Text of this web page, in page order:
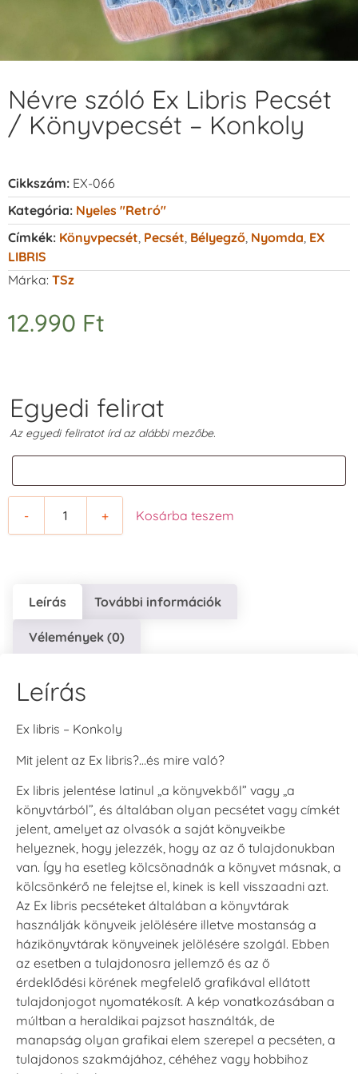
Névre szóló Ex Libris Pecsét
/ Könyvpecsét – Konkoly
Cikkszám: EX-066
Kategória: Nyeles "retró"
Címkék: Könyvpecsét, Pecsét, Bélyegző, Nyomda, EX
LIBRIS
Márka: TSz
12.990 Ft
Egyedi felirat
Az egyedi feliratot írd az alábbi mezőbe.
- + Kosárba teszem
Leírás További információk
Vélemények (0)
Leírás
Ex libris – Konkoly
Mit jelent az Ex libris?…és mire való?
Ex libris jelentése latinul „a könyvekből” vagy „a
könyvtárból”, és általában olyan pecsétet vagy címkét
jelent, amelyet az olvasók a saját könyveikbe
helyeznek, hogy jelezzék, hogy az az ő tulajdonukban
van. Így ha esetleg kölcsönadnák a könyvet másnak, a
kölcsönkérő ne felejtse el, kinek is kell visszaadni azt.
Az Ex libris pecséteket általában a könyvtárak
használják könyveik jelölésére illetve mostanság a
házikönyvtárak könyveinek jelölésére szolgál. Ebben
az esetben a tulajdonosra jellemző és az ő
érdeklődési körének megfelelő grafikával ellátott
tulajdonjogot nyomatékosít. A kép vonatkozásában a
múltban a heraldikai pajzsot használták, de
manapság olyan grafikai elem szerepel a pecséten, a
tulajdonos szakmájához, céhéhez vagy hobbihoz